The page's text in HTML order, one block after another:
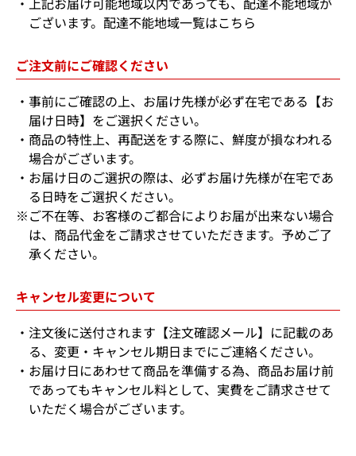
ございます。 配達不能地域一覧はこちら
ご注文前にご確認ください
事前にご確認の上、お届け先様が必ず在宅である【お
届け日時】をご選択ください。
商品の特性上、再配送をする際に、鮮度が損なわれる
場合がございます。
お届け日のご選択の際は、必ずお届け先様が在宅であ
る日時をご選択ください。
※ご不在等、お客様のご都合によりお届が出来ない場合
は、商品代金をご請求させていただきます。予めご了
承ください。
キャンセル変更について
注文後に送付されます【注文確認メール】に記載のあ
る、変更・キャンセル期日までにご連絡ください。
お届け日にあわせて商品を準備する為、商品お届け前
であってもキャンセル料として、実費をご請求させて
いただく場合がございます。